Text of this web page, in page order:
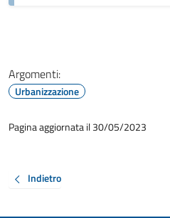
Argomenti:
Urbanizzazione
Pagina aggiornata il 30/05/2023
Indietro